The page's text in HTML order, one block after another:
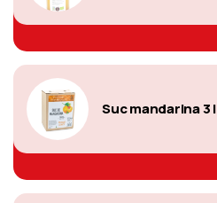
Suc mandarina 3 l